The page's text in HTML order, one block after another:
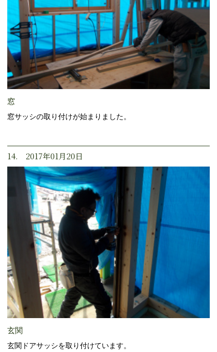
窓
窓サッシの取り付けが始まりました。
14. 2017年01月20日
玄関
玄関ドアサッシを取り付けています。